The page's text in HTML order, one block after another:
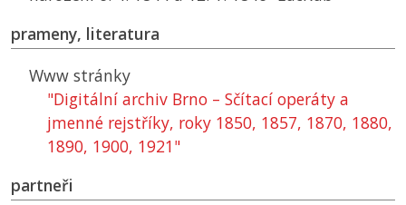
prameny, literatura
Www stránky
"Digitální archiv Brno – Sčítací operáty a
jmenné rejstříky, roky 1850, 1857, 1870, 1880,
1890, 1900, 1921"
partneři